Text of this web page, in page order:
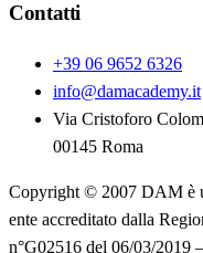
Contatti
+39 06 9652 6326
info@damacademy.it
Via Cristoforo
00145 Roma
Copyright © 2007 DAM è
ente accreditato dalla
n°G02516 del 06/03/2019